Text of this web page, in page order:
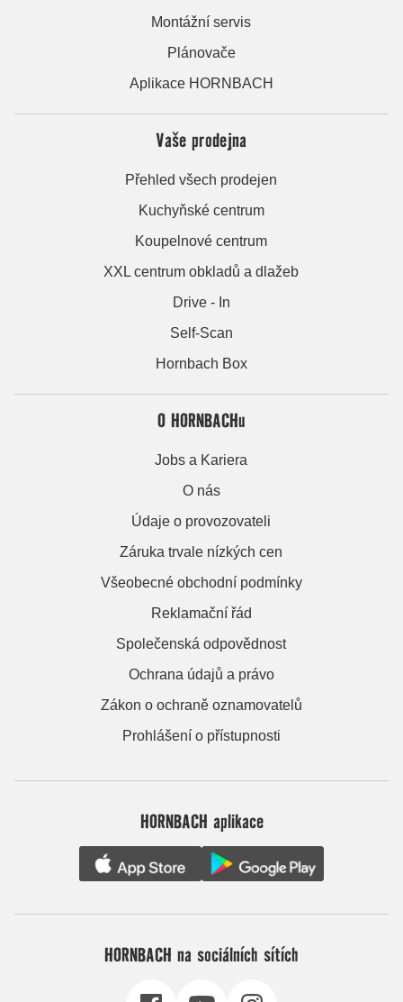
Montážní servis
Plánovače
Aplikace HORNBACH
Vaše prodejna
Přehled všech prodejen
Kuchyňské centrum
Koupelnové centrum
XXL centrum obkladů a dlažeb
Drive - In
Self-Scan
Hornbach Box
O HORNBACHu
Jobs a Kariera
O nás
Údaje o provozovateli
Záruka trvale nízkých cen
Všeobecné obchodní podmínky
Reklamační řád
Společenská odpovědnost
Ochrana údajů a právo
Zákon o ochraně oznamovatelů
Prohlášení o přístupnosti
HORNBACH aplikace
HORNBACH na sociálních sítích